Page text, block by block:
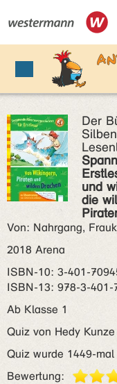
Der
und
die
Von: Nahrgang,
2018 Arena
ISBN‑10: 3-401-
ISBN‑13: 978-3-401-
Ab Klasse 1
Quiz von Hedy Kunze
Quiz wurde 1449-
Bewertung: